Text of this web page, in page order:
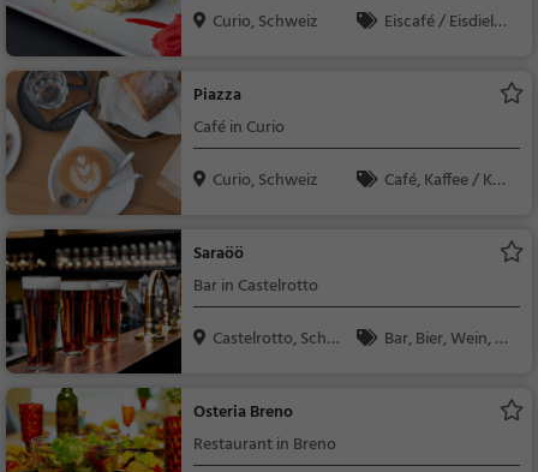
Curio, Schweiz
Eiscafé / Eisdiele,
Piazza
Café in Curio
Curio, Schweiz
Café, Kaffee / Kuc
Saraöö
Bar in Castelrotto
Castelrotto, Schwe
Bar, Bier, Wein, Sn
Osteria Breno
Restaurant in Breno